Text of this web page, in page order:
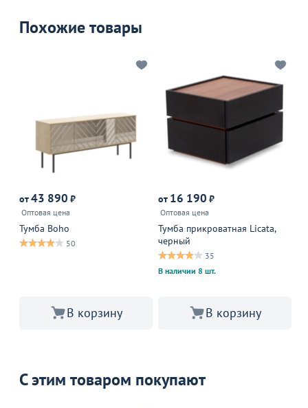
Похожие товары
от43 890 ₽
Оптовая цена
Тумба Boho
50
В корзину
от 16 190 ₽
Оптовая цена
Тумба прикроватная Licata,
черный
35
В наличии 8 шт.
В корзину
С этим товаром покупают